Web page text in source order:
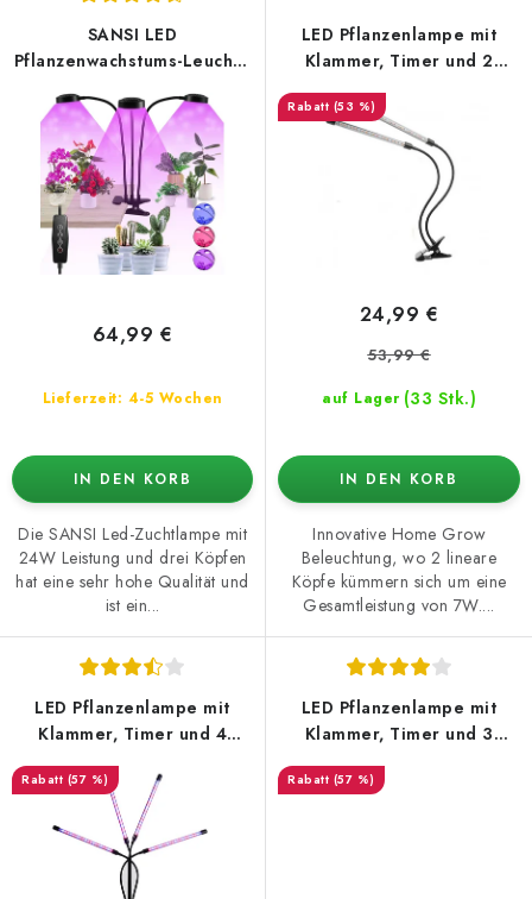
o
t
SANSI LED
Pflanzenwachstums-Leuchte
mit Klammer 24W
Lieferzeit: 4-5 Wochen
64,99 €
IN DEN KORB
Die SANSI Led-Zuchtlampe mit
24W Leistung und drei Köpfen
hat eine sehr hohe Qualität und
ist ein...
LED Pflanzenlampe mit
Klammer, Timer und 2
flexiblen Köpfen
(53 %)
auf Lager (33 Stk.)
24,99 €
53,99 €
IN DEN KORB
Innovative Home Grow
Beleuchtung, wo 2 lineare
Köpfe kümmern sich um eine
Gesamtleistung von 7W....
LED Pflanzenlampe mit
Klammer, Timer und 4
flexiblen Köpfen
(57 %)
LED Pflanzenlampe mit
Klammer, Timer und 3
flexiblen Köpfen
(57 %)